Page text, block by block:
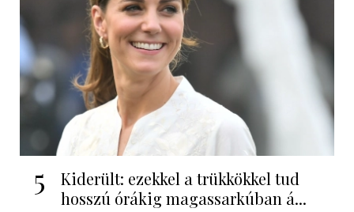
5
Kiderült: ezekkel a trükkökkel tud
hosszú órákig magassarkúban á...